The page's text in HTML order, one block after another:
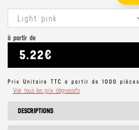
Light pink
à partir de
5.22€
Prix Unitaire TTC a partir de 1000 pièces
Voir tous les prix dégressifs
DESCRIPTIONS